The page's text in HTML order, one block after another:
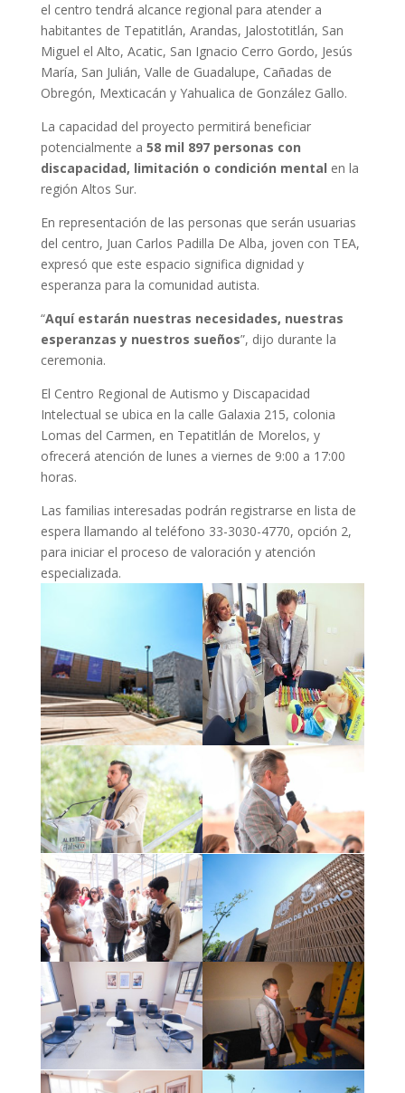
el centro tendrá alcance regional para atender a
habitantes de Tepatitlán, Arandas, Jalostotitlán, San
Miguel el Alto, Acatic, San Ignacio Cerro Gordo, Jesús
María, San Julián, Valle de Guadalupe, Cañadas de
Obregón, Mexticacán y Yahualica de González Gallo.
La capacidad del proyecto permitirá beneficiar
potencialmente a 58 mil 897 personas con
discapacidad, limitación o condición mental en la
región Altos Sur.
En representación de las personas que serán usuarias
del centro, Juan Carlos Padilla De Alba, joven con TEA,
expresó que este espacio significa dignidad y
esperanza para la comunidad autista.
“Aquí estarán nuestras necesidades, nuestras
esperanzas y nuestros sueños”, dijo durante la
ceremonia.
El Centro Regional de Autismo y Discapacidad
Intelectual se ubica en la calle Galaxia 215, colonia
Lomas del Carmen, en Tepatitlán de Morelos, y
ofrecerá atención de lunes a viernes de 9:00 a 17:00
horas.
Las familias interesadas podrán registrarse en lista de
espera llamando al teléfono 33-3030-4770, opción 2,
para iniciar el proceso de valoración y atención
especializada.